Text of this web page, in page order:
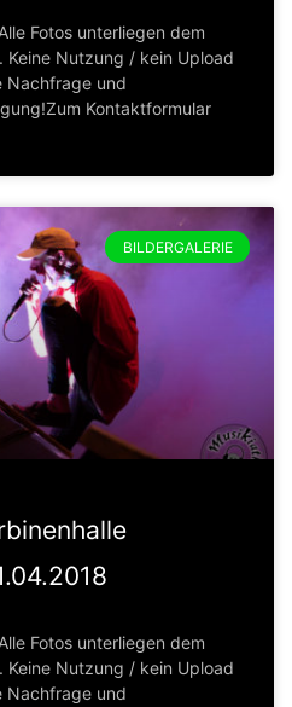
Fotos unterliegen dem
Nutzung / kein Upload
Nachfrage und
Kontaktformular
BILDERGALERIE
Fotos unterliegen dem
Nutzung / kein Upload
Nachfrage und